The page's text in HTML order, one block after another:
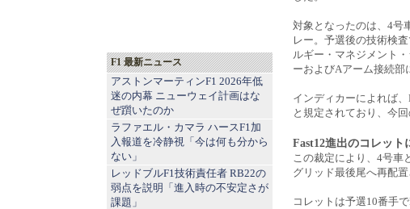
対象となったのは、4号
レー。予選後の技術検
ルギー・マネジメント
ーおよびAアーム接続部
インディカーによれば
と規定されており、今
Fast12進出のコレッ
この裁定により、4号車
グリッド最後尾へ再配置
コレットは予選10番手
F1 最新ニュース
アストンマーティンF1 2026年低
迷の内幕 ニューウェイ計画はな
ぜ躓いたのか
ラファエル・カマラ ハースF1加
入報道を冷静視「今は何も分から
ない」
レッドブルF1技術責任者 RB22の
弱点を説明「進入時の不安定さが
課題」